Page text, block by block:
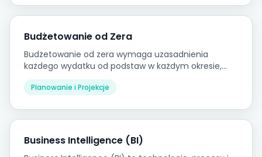
Budżetowanie od Zera
Budżetowanie od zera wymaga uzasadnienia
każdego wydatku od podstaw w każdym okresie,
zamiast przyrostowego korygowania poprzedniego
budżetu.
Planowanie i Projekcje
Business Intelligence (BI)